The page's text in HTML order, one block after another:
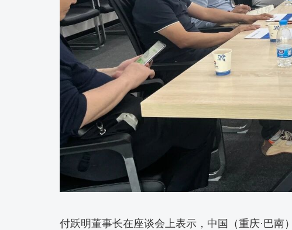
付跃明董事长在座谈会上表示，中国（重庆·巴南